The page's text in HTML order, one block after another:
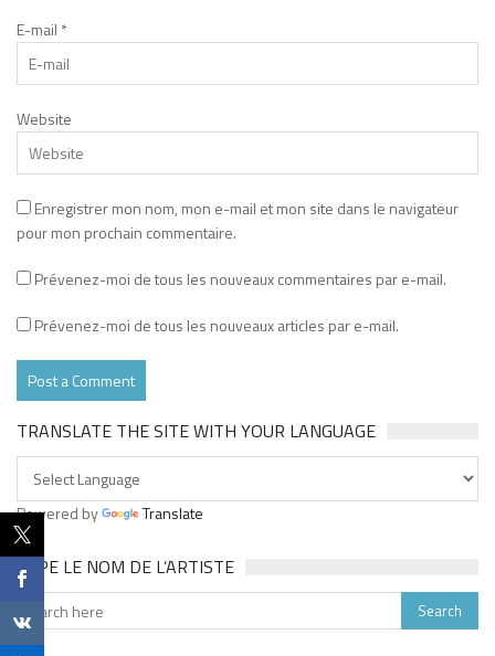
E-mail *
Website
Enregistrer mon nom, mon e-mail et mon site dans le navigateur
pour mon prochain commentaire.
Prévenez-moi de tous les nouveaux commentaires par e-mail.
Prévenez-moi de tous les nouveaux articles par e-mail.
TRANSLATE THE SITE WITH YOUR LANGUAGE
Powered by Translate
TAPE LE NOM DE L’ARTISTE